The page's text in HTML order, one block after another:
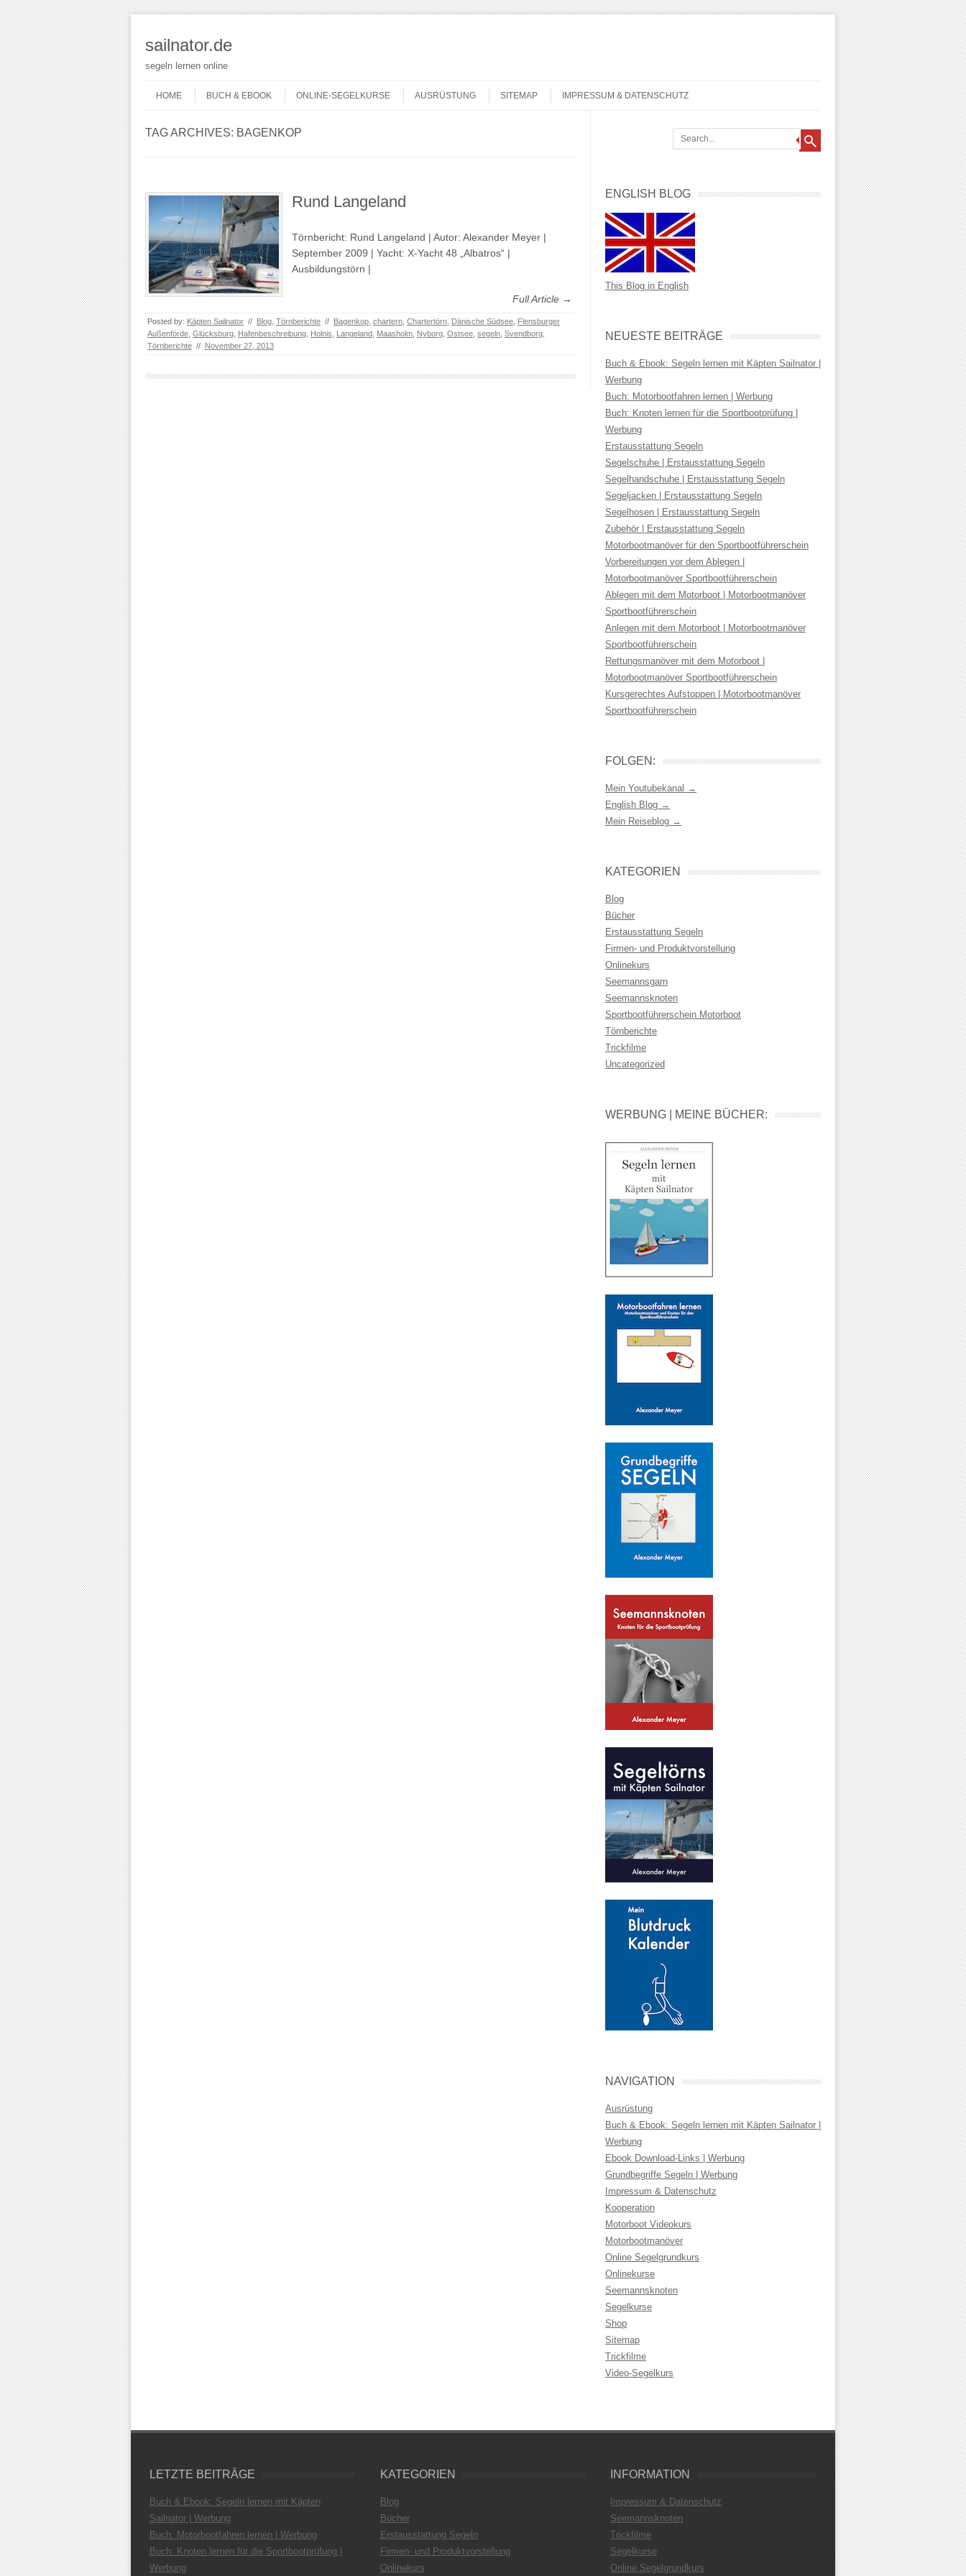
sailnator.de
segeln lernen online
Menu
HOME
BUCH & EBOOK ONLINE-SEGELKURSE AUSRÜSTUNG SITEMAP IMPRESSUM & DATENSCHUTZ
TAG ARCHIVES: BAGENKOP
Rund Langeland
Törnbericht: Rund Langeland | Autor: Alexander Meyer |
September 2009 | Yacht: X-Yacht 48 „Albatros“ |
Ausbildungstörn |
Full Article →
Posted by: Käpten Sailnator // Blog Törnberichte // Bagenkop chartern Chartertörn Dänische Südsee Flensburger
Außenförde Glücksburg Hafenbeschreibung Holnis Langeland Maasholm Nyborg Ostsee segeln Svendborg
Törnberichte // November 27, 2013
ENGLISH BLOG
This Blog in English
NEUESTE BEITRÄGE
Buch & Ebook: Segeln lernen mit Käpten Sailnator |
Werbung
Buch: Motorbootfahren lernen | Werbung
Buch: Knoten lernen für die Sportbootprüfung |
Werbung
Erstausstattung Segeln
Segelschuhe | Erstausstattung Segeln
Segelhandschuhe | Erstausstattung Segeln
Segeljacken | Erstausstattung Segeln
Segelhosen | Erstausstattung Segeln
Zubehör | Erstausstattung Segeln
Motorbootmanöver für den Sportbootführerschein
Vorbereitungen vor dem Ablegen |
Motorbootmanöver Sportbootführerschein
Ablegen mit dem Motorboot | Motorbootmanöver
Sportbootführerschein
Anlegen mit dem Motorboot | Motorbootmanöver
Sportbootführerschein
Rettungsmanöver mit dem Motorboot |
Motorbootmanöver Sportbootführerschein
Kursgerechtes Aufstoppen | Motorbootmanöver
Sportbootführerschein
FOLGEN:
Mein Youtubekanal →
English Blog →
Mein Reiseblog →
KATEGORIEN
Blog
Bücher
Erstausstattung Segeln
Firmen- und Produktvorstellung
Onlinekurs
Seemannsgarn
Seemannsknoten
Sportbootführerschein Motorboot
Törnberichte
Trickfilme
Uncategorized
WERBUNG | MEINE BÜCHER:
NAVIGATION
Ausrüstung
Buch & Ebook: Segeln lernen mit Käpten Sailnator |
Werbung
Ebook Download-Links | Werbung
Grundbegriffe Segeln | Werbung
Impressum & Datenschutz
Kooperation
Motorboot Videokurs
Motorbootmanöver
Online Segelgrundkurs
Onlinekurse
Seemannsknoten
Segelkurse
Shop
Sitemap
Trickfilme
Video-Segelkurs
LETZTE BEITRÄGE
Buch & Ebook: Segeln lernen mit Käpten
Sailnator | Werbung
Buch: Motorbootfahren lernen | Werbung
Buch: Knoten lernen für die Sportbootprüfung |
Werbung
KATEGORIEN
Blog
Bücher
Erstausstattung Segeln
Firmen- und Produktvorstellung
Onlinekurs
INFORMATION
Impressum & Datenschutz
Seemannsknoten
Trickfilme
Segelkurse
Online Segelgrundkurs